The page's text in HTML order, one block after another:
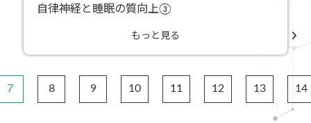
自律神経と睡眠の質向上③
もっと見る
7 8 9 10 11 12 13 14